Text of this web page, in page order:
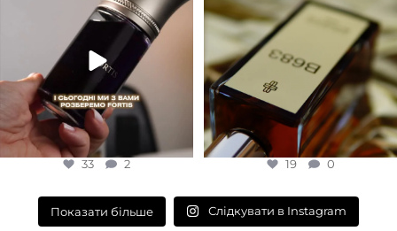
EDP (парфумована вода)
33 2
33 2
19
19 0
Показати більше Слідкувати в Instagram